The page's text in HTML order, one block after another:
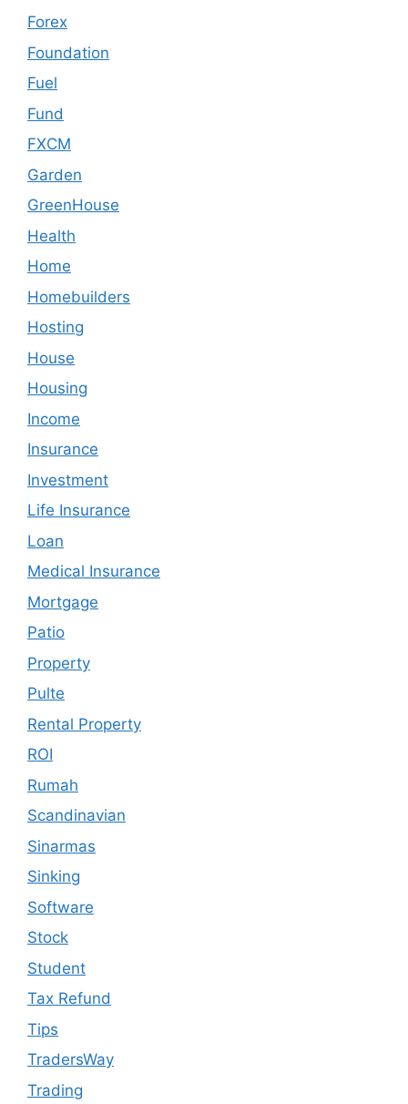
Forex
Foundation
Fuel
Fund
FXCM
Garden
GreenHouse
Health
Home
Homebuilders
Hosting
House
Housing
Income
Insurance
Investment
Life Insurance
Loan
Medical Insurance
Mortgage
Patio
Property
Pulte
Rental Property
ROI
Rumah
Scandinavian
Sinarmas
Sinking
Software
Stock
Student
Tax Refund
Tips
TradersWay
Trading